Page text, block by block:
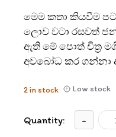
මෙම කතා කියවීම
ලොව වටා රසවත්
ඇති මේ පොත් චිත‍්‍ර
අවබෝධ කර ගන්නා
2in stock Low stock
Quantity: -